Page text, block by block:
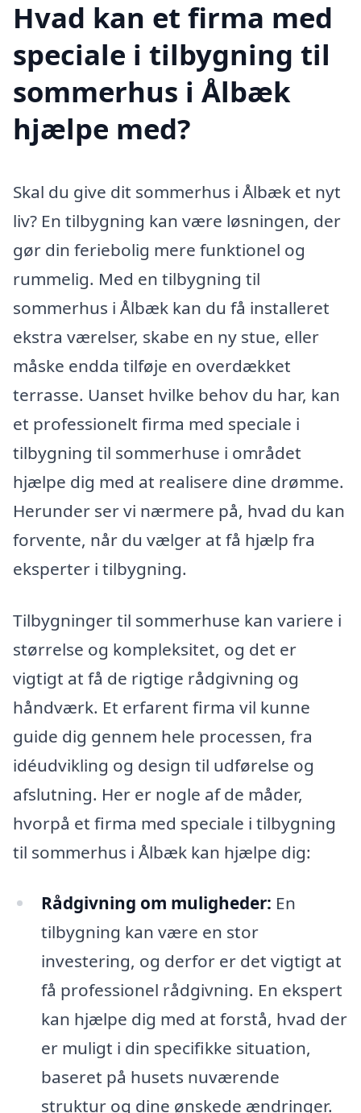
Hvad kan et firma med
speciale i tilbygning til
sommerhus i Ålbæk
hjælpe med?
Skal du give dit sommerhus i Ålbæk et nyt
liv? En tilbygning kan være løsningen, der
gør din feriebolig mere funktionel og
rummelig. Med en tilbygning til
sommerhus i Ålbæk kan du få installeret
ekstra værelser, skabe en ny stue, eller
måske endda tilføje en overdækket
terrasse. Uanset hvilke behov du har, kan
et professionelt firma med speciale i
tilbygning til sommerhuse i området
hjælpe dig med at realisere dine drømme.
Herunder ser vi nærmere på, hvad du kan
forvente, når du vælger at få hjælp fra
eksperter i tilbygning.
Tilbygninger til sommerhuse kan variere i
størrelse og kompleksitet, og det er
vigtigt at få de rigtige rådgivning og
håndværk. Et erfarent firma vil kunne
guide dig gennem hele processen, fra
idéudvikling og design til udførelse og
afslutning. Her er nogle af de måder,
hvorpå et firma med speciale i tilbygning
til sommerhus i Ålbæk kan hjælpe dig:
Rådgivning om muligheder: En
tilbygning kan være en stor
investering, og derfor er det vigtigt at
få professionel rådgivning. En ekspert
kan hjælpe dig med at forstå, hvad der
er muligt i din specifikke situation,
baseret på husets nuværende
struktur og dine ønskede ændringer.